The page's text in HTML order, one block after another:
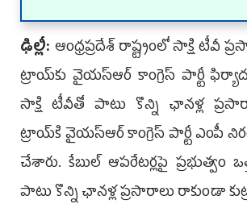
ఢిల్లీ:ఆంధ్ర‌ప్ర‌దేశ్ రాష్ట్రంలో సాక్షి టీవీ
ట్రాయ్‌కు వైయ‌స్ఆర్ కాంగ్రెస్ పార్టీ
సాక్షి టీవీతో పాటు కొన్ని ఛానళ్ల
ట్రాయ్‌కి వైయ‌స్ఆర్ కాంగ్రెస్ పార్టీ ఎంపీ
చేశారు. కేబుల్‌ ఆపరేటర్లపై ప్రభుత్వం
పాటు కొన్ని ఛానళ్ల ప్రసారాలు రాకుండా